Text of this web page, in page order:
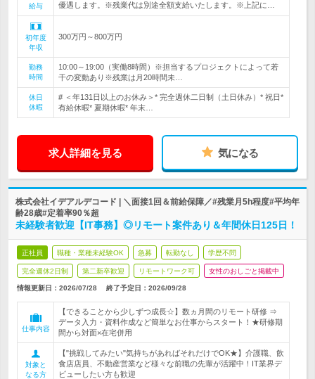
給与
優遇します。※残業代は別途全額支給いたします。※上記に…
初年度
年収
300万円～800万円
勤務
時間
10:00～19:00（実働8時間）※担当するプロジェクトによって若
干の変動あり※残業は月20時間未…
休日
休暇
# ＜年131日以上のお休み＞* 完全週休二日制（土日休み）* 祝日*
有給休暇* 夏期休暇* 年末…
求人詳細を見る 気になる
株式会社イデアルデコード | ＼面接1回＆前給保障／#残業月5h程度#平均年
齢28歳#定着率90％超
未経験者歓迎【IT事務】◎リモート案件あり＆年間休日125日！
正社員 職種・業種未経験OK 急募 転勤なし 学歴不問
完全週休2日制 第二新卒歓迎 リモートワーク可 女性のおしごと掲載中
情報更新日：2026/07/28 終了予定日： 2026/09/28
仕事内容
【できることから少しずつ成長☆】数ヵ月間のリモート研修 ⇒
データ入力・資料作成など簡単なお仕事からスタート！★研修期
間から対面×在宅併用
対象と
なる方
【"挑戦してみたい"気持ちがあればそれだけでOK★】介護職、飲
食店店員、不動産営業など様々な前職の先輩が活躍中！IT業界デ
ビューしたい方も歓迎